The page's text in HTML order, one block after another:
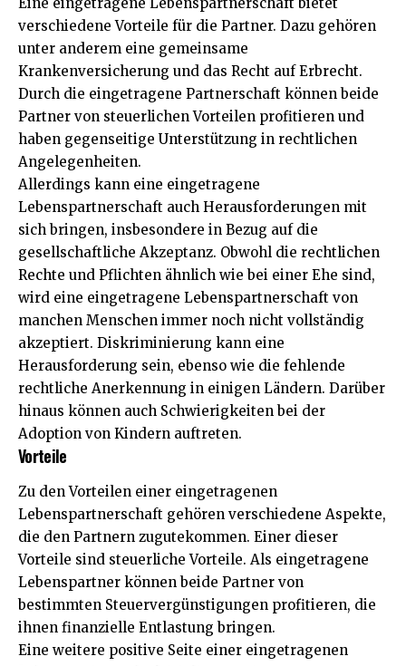
Eine eingetragene Lebenspartnerschaft bietet
verschiedene Vorteile für die Partner. Dazu gehören
unter anderem eine gemeinsame
Krankenversicherung und das Recht auf Erbrecht.
Durch die eingetragene Partnerschaft können beide
Partner von steuerlichen Vorteilen profitieren und
haben gegenseitige Unterstützung in rechtlichen
Angelegenheiten.
Allerdings kann eine eingetragene
Lebenspartnerschaft auch Herausforderungen mit
sich bringen, insbesondere in Bezug auf die
gesellschaftliche Akzeptanz. Obwohl die rechtlichen
Rechte und Pflichten ähnlich wie bei einer Ehe sind,
wird eine eingetragene Lebenspartnerschaft von
manchen Menschen immer noch nicht vollständig
akzeptiert. Diskriminierung kann eine
Herausforderung sein, ebenso wie die fehlende
rechtliche Anerkennung in einigen Ländern. Darüber
hinaus können auch Schwierigkeiten bei der
Adoption von Kindern auftreten.
Vorteile
Zu den Vorteilen einer eingetragenen
Lebenspartnerschaft gehören verschiedene Aspekte,
die den Partnern zugutekommen. Einer dieser
Vorteile sind steuerliche Vorteile. Als eingetragene
Lebenspartner können beide Partner von
bestimmten Steuervergünstigungen profitieren, die
ihnen finanzielle Entlastung bringen.
Eine weitere positive Seite einer eingetragenen